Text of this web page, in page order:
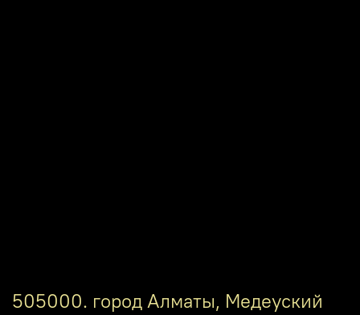
505000. город Алматы, Медеуский